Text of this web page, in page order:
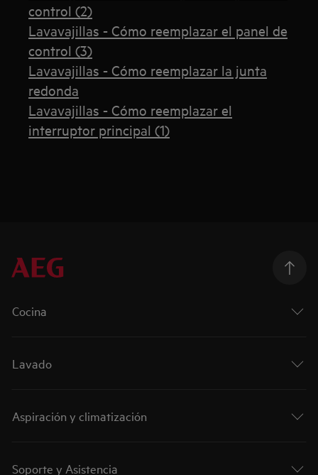
control (2)
Lavavajillas - Cómo reemplazar el panel de
control (3)
Lavavajillas - Cómo reemplazar la junta
redonda
Lavavajillas - Cómo reemplazar el
interruptor principal (1)
Cocina
Lavado
Aspiración y climatización
Soporte y Asistencia